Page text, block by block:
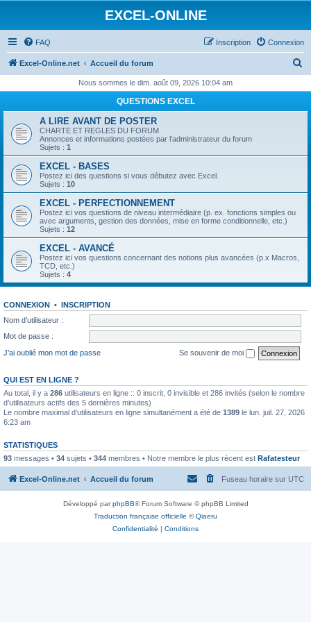
EXCEL-ONLINE
FAQ Connexion
Inscription
Excel-Online.net Accueil du forum
h
e
Nous sommes le dim. août 09, 2026 10:04 am
QUESTIONS EXCEL
A LIRE AVANT DE POSTER
CHARTE ET REGLES DU FORUM
Annonces et informations postées par l'administrateur du forum
Sujets : 1
EXCEL - BASES
Postez ici des questions si vous débutez avec Excel.
Sujets : 10
EXCEL - PERFECTIONNEMENT
Postez ici vos questions de niveau intermédiaire (p. ex. fonctions simples ou
avec arguments, gestion des données, mise en forme conditionnelle, etc.)
Sujets : 12
EXCEL - AVANCÉ
Postez ici vos questions concernant des notions plus avancées (p.x Macros,
TCD, etc.)
Sujets : 4
CONNEXION • INSCRIPTION
Nom d’utilisateur :
Mot de passe :
J’ai oublié mon mot de passe
Se souvenir de moi
QUI EST EN LIGNE ?
Au total, il y a 286 utilisateurs en ligne :: 0 inscrit, 0 invisible et 286 invités (selon le nombre
d’utilisateurs actifs des 5 dernières minutes)
Le nombre maximal d’utilisateurs en ligne simultanément a été de 1389 le lun. juil. 27, 2026
6:23 am
STATISTIQUES
93 messages • 34 sujets • 344 membres • Notre membre le plus récent est Rafatesteur
Excel-Online.net Accueil du forum Fuseau horaire sur UTC
Développé parphpBB® Forum Software © phpBB Limited
Traduction française officielle ©Qiaeru
Confidentialité | Conditions